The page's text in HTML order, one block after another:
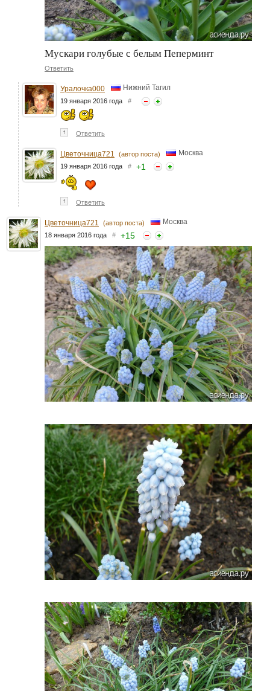
Мускари голубые с белым Пеперминт
Ответить
Уралочка000 Нижний Тагил
19 января 2016 года #
↑ Ответить
Цветочница721 (автор поста) Москва
19 января 2016 года # +1
↑ Ответить
Цветочница721 (автор поста) Москва
18 января 2016 года # +15